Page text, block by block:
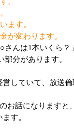
ます。
が変わります。
んは1本いくら
分があります。
していて、放送
お話になります
す。